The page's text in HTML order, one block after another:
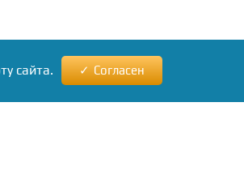
сайта. Согласен